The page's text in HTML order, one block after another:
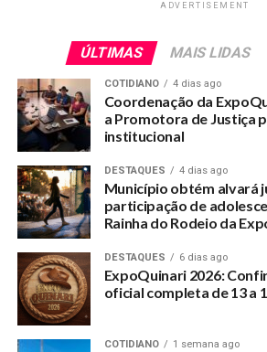
ADVERTISEMENT
ÚLTIMAS MAIS LIDAS
COTIDIANO 4 dias ago
Coordenação da
a Promotora de Justiça
institucional
DESTAQUES 4 dias ago
Município obtém alvará
participação de
Rainha do Rodeio da
DESTAQUES 6 dias ago
ExpoQuinari 2026:
oficial completa de 13 a
COTIDIANO 1 semana ago